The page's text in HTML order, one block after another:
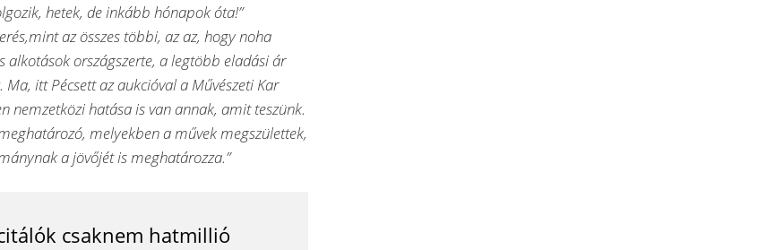
hetek, de inkább hónapok óta!”
az összes többi, az az, hogy noha
alkotások országszerte, a legtöbb eladási ár
Ma, itt Pécsett az aukcióval a Művészeti Kar
nemzetközi hatása is van annak, amit teszünk.
melyekben a művek megszülettek,
a jövőjét is meghatározza.”
csaknem hatmillió